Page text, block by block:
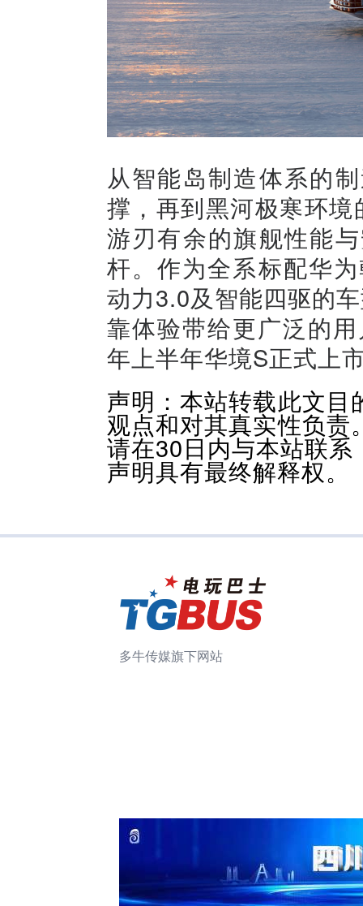
从智能岛制造体系的
撑，再到黑河极寒环
游刃有余的旗舰性能
杆。作为全系标配华
动力3.0及智能四驱的
靠体验带给更广泛的
年上半年华境S正式上
声明：本站转载此文
观点和对其真实性负
请在30日内与本站联
声明具有最终解释权。
多牛传媒旗下网站